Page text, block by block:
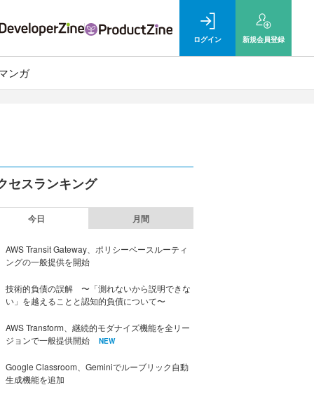
ログイン 新規会員登録
ンガ
セスランキング
今日 月間
AWS Transit Gateway、ポリシーベースルーティ
ングの一般提供を開始
技術的負債の誤解 〜「測れないから説明できな
い」を越えることと認知的負債について〜
AWS Transform、継続的モダナイズ機能を全リー
ジョンで一般提供開始
NEW
Google Classroom、Geminiでルーブリック自動
生成機能を追加